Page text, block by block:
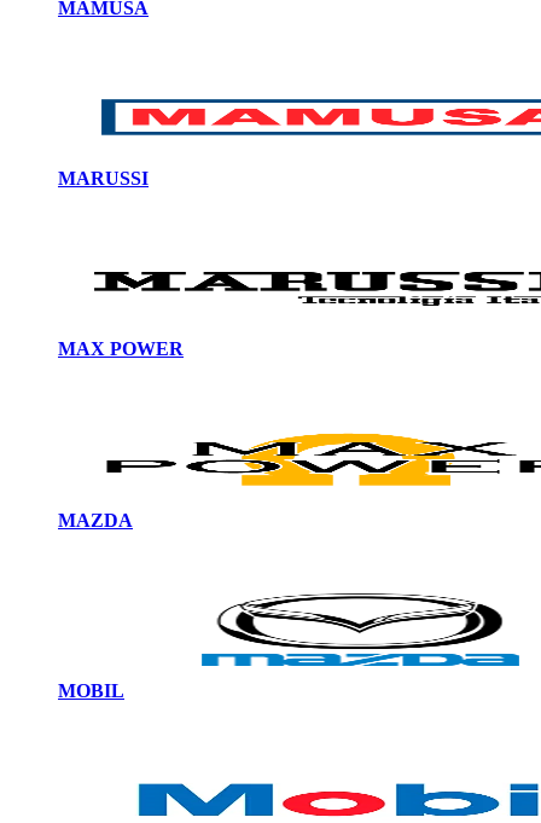
MAMUSA
MARUSSI
MAX POWER
MAZDA
MOBIL